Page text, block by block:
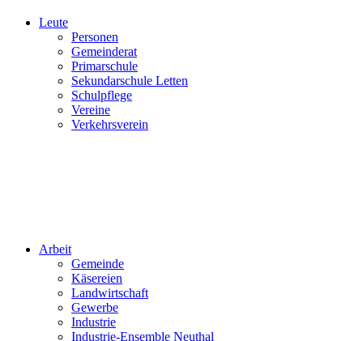
Leute
Personen
Gemeinderat
Primarschule
Sekundarschule Letten
Schulpflege
Vereine
Verkehrsverein
Arbeit
Gemeinde
Käsereien
Landwirtschaft
Gewerbe
Industrie
Industrie-Ensemble Neuthal